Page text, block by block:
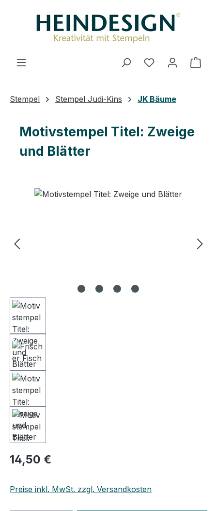
Stempel Stempel Judi-Kins JK Bäume
Motivstempel Titel: Zweige
und Blätter
Bildergalerie überspringen
14,50 €
Preise inkl. MwSt. zzgl. Versandkosten